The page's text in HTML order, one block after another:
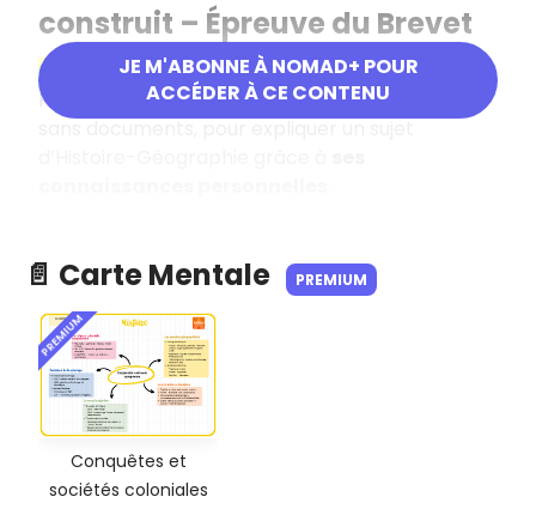
JE M'ABONNE À NOMAD+ POUR
ACCÉDER À CE CONTENU
construit – Épreuve du Brevet
Objectif
Rédiger un texte structuré d’environ30 lignes
📄 Carte Mentale PREMIUM
PREMIUM
Conquêtes et
sociétés coloniales